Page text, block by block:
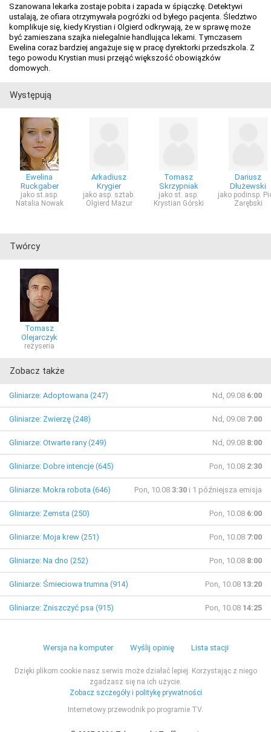
Szanowana lekarka zostaje pobita i zapada w śpiączkę. Detektywi
ustalają, że ofiara otrzymywała pogróżki od byłego pacjenta. Śledztwo
komplikuje się, kiedy Krystian i Olgierd odkrywają, że w sprawę może
być zamieszana szajka nielegalnie handlująca lekami. Tymczasem
Ewelina coraz bardziej angażuje się w pracę dyrektorki przedszkola. Z
tego powodu Krystian musi przejąć większość obowiązków
domowych.
Występują
Ewelina
Ruckgaber
jako st.asp.
Natalia Nowak
Arkadiusz
Krygier
jako asp. sztab.
Olgierd Mazur
Tomasz
Skrzypniak
jako st. asp.
Krystian Górski
Dariusz
Dłużewski
jako podinsp.
Zarębski
Twórcy
Tomasz
Olejarczyk
reżyseria
Zobacz także
Gliniarze: Adoptowana (247) Nd, 09.08 6:00
Gliniarze: Zwierzę (248) Nd, 09.08 7:00
Gliniarze: Otwarte rany (249) Nd, 09.08 8:00
Gliniarze: Dobre intencje (645) Pon, 10.08 2:30
Gliniarze: Mokra robota (646) Pon, 10.08 3:30 i 1 późniejsza emisja
Gliniarze: Zemsta (250) Pon, 10.08 6:00
Gliniarze: Moja krew (251) Pon, 10.08 7:00
Gliniarze: Na dno (252) Pon, 10.08 8:00
Gliniarze: Śmieciowa trumna (914) Pon, 10.08 13:20
Gliniarze: Zniszczyć psa (915) Pon, 10.08 14:25
Wersja na komputer Wyślij opinię Lista stacji
Dzięki plikom cookie nasz serwis może działać lepiej. Korzystając z niego
zgadzasz się na ich użycie.
Zobacz szczegóły i politykę prywatności
Internetowy przewodnik po programie TV.